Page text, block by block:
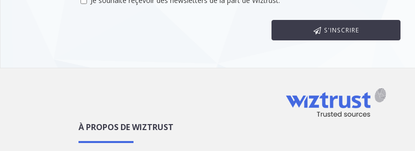
S'INSCRIRE
À PROPOS DE WIZTRUST